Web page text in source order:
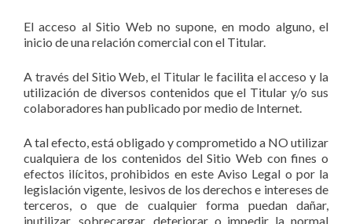
El acceso al Sitio Web no supone, en modo alguno, el
inicio de una relación comercial con el Titular.
A través del Sitio Web, el Titular le facilita el acceso y la
utilización de diversos contenidos que el Titular y/o sus
colaboradores han publicado por medio de Internet.
A tal efecto, está obligado y comprometido a NO utilizar
cualquiera de los contenidos del Sitio Web con fines o
efectos ilícitos, prohibidos en este Aviso Legal o por la
legislación vigente, lesivos de los derechos e intereses de
terceros, o que de cualquier forma puedan dañar,
inutilizar, sobrecargar, deteriorar o impedir la normal